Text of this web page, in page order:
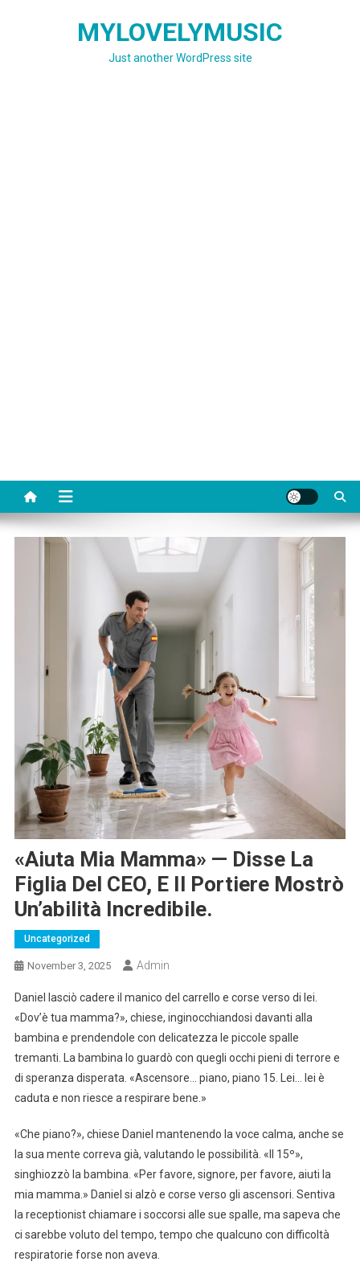
MYLOVELYMUSIC
Just another WordPress site
«Aiuta Mia Mamma» — Disse La
Figlia Del CEO, E Il Portiere Mostrò
Un’abilità Incredibile.
Uncategorized
November 3, 2025 Admin
Daniel lasciò cadere il manico del carrello e corse verso di lei.
«Dov’è tua mamma?», chiese, inginocchiandosi davanti alla
bambina e prendendole con delicatezza le piccole spalle
tremanti. La bambina lo guardò con quegli occhi pieni di terrore e
di speranza disperata. «Ascensore… piano, piano 15. Lei… lei è
caduta e non riesce a respirare bene.»
«Che piano?», chiese Daniel mantenendo la voce calma, anche se
la sua mente correva già, valutando le possibilità. «Il 15º»,
singhiozzò la bambina. «Per favore, signore, per favore, aiuti la
mia mamma.» Daniel si alzò e corse verso gli ascensori. Sentiva
la receptionist chiamare i soccorsi alle sue spalle, ma sapeva che
ci sarebbe voluto del tempo, tempo che qualcuno con difficoltà
respiratorie forse non aveva.